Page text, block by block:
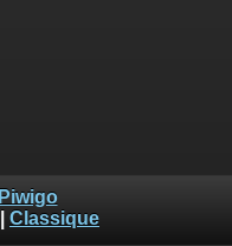
Piwigo
Classique